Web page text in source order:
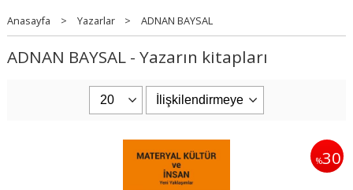
Anasayfa > Yazarlar > ADNAN BAYSAL
ADNAN BAYSAL - Yazarın kitapları
%30